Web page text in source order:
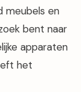
meubels en
bent naar
apparaten
het